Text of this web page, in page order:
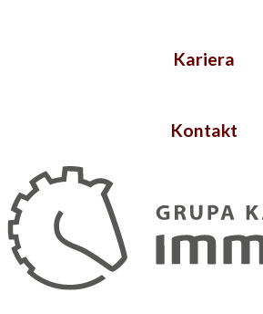
Kariera
Kontakt